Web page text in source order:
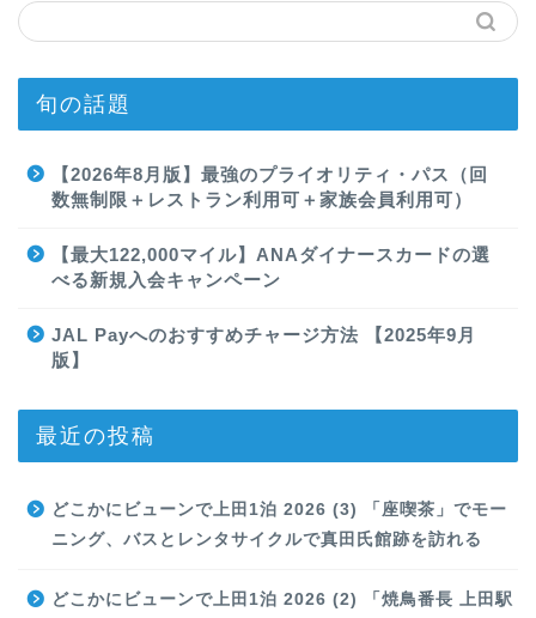
旬の話題
【2026年8月版】最強のプライオリティ・パス（回
数無制限＋レストラン利用可＋家族会員利用可）
【最大122,000マイル】ANAダイナースカードの選
べる新規入会キャンペーン
JAL Payへのおすすめチャージ方法 【2025年9月
版】
最近の投稿
どこかにビューンで上田1泊 2026 (3) 「座喫茶」でモー
ニング、バスとレンタサイクルで真田氏館跡を訪れる
どこかにビューンで上田1泊 2026 (2) 「焼鳥番長 上田駅